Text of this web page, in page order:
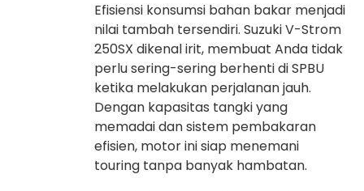
Efisiensi konsumsi bahan bakar menjadi
nilai tambah tersendiri. Suzuki V-Strom
250SX dikenal irit, membuat Anda tidak
perlu sering-sering berhenti di SPBU
ketika melakukan perjalanan jauh.
Dengan kapasitas tangki yang
memadai dan sistem pembakaran
efisien, motor ini siap menemani
touring tanpa banyak hambatan.